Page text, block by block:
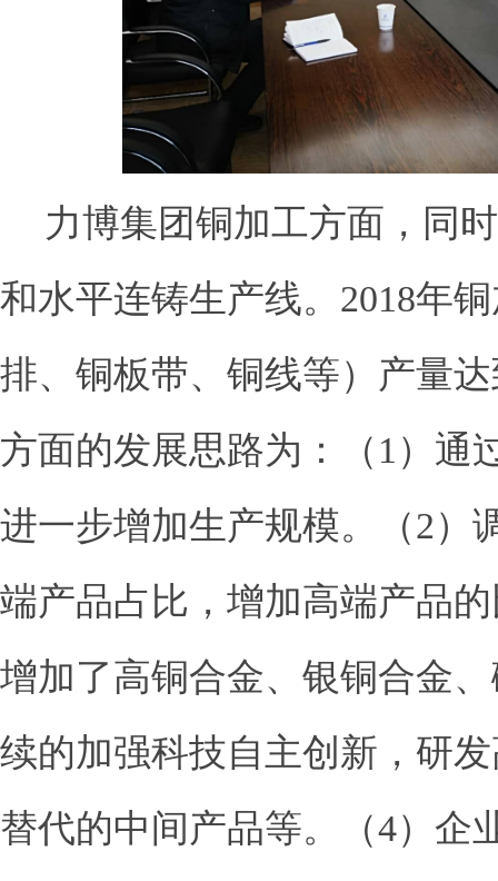
力博集团铜加工方面，同
和水平连铸生产线。 2018年
排、铜板带、铜线等）产量
方面的发展思路为：（ 1 ）通
进一步增加生产规模。（2）
端产品占比，增加高端产品
增加了高铜合金、银铜合金
续的加强科技自主创新，研
替代的中间产品等。（4）企